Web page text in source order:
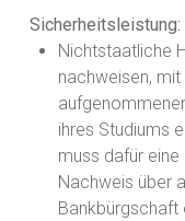
Sicherheitsleistung:
Nichtstaatliche
nachweisen,
ihres Studiums
muss dafür
Nachweis über
Bankbürgschaft